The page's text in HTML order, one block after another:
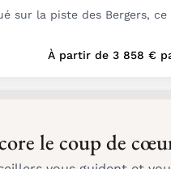
sur la piste des Bergers,
À partir de 3 858 €
le coup de